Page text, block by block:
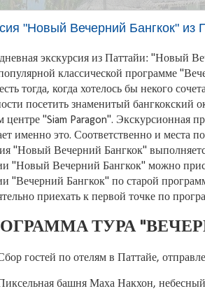
"Новый Вечерний Бангкок" из
экскурсия из Паттайи: "Новый
классической программе
тогда, когда хотелось бы некого
посетить знаменитый бангкокский
центре "Siam Paragon". Экскурсионная
именно это. Соответственно и места
"Новый Вечерний Бангкок"
"Новый Вечерний Бангкок" можно
"Вечерний Бангкок" по старой
приехать к первой точке по
ТУРА
гостей по отелям в Паттайе,
башня Маха Накхон,